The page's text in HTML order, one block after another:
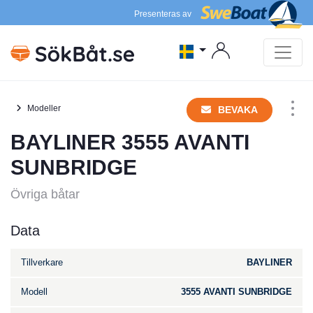
Presenteras av
Modeller BEVAKA
BAYLINER 3555 AVANTI
SUNBRIDGE
Övriga båtar
Data
Tillverkare BAYLINER
Modell 3555 AVANTI SUNBRIDGE